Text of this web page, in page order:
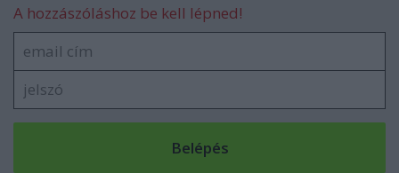
A hozzászóláshoz be kell lépned!